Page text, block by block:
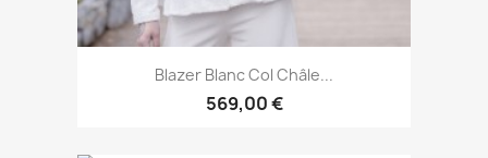
Blazer Blanc Col Châle...
569,00 €